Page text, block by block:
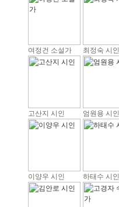
여정건 소설가 최정숙 시인
고산지 시인 엄원용 시인
이양우 시인 하태수 시인